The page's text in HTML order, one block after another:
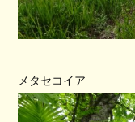
メタセコイア